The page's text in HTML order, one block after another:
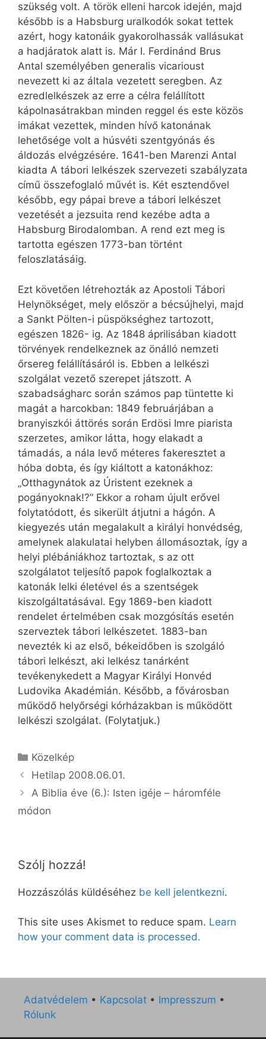
szükség volt. A török elleni harcok idején, majd
később is a Habsburg uralkodók sokat tettek
azért, hogy katonáik gyakorolhassák vallásukat
a hadjáratok alatt is. Már I. Ferdinánd Brus
Antal személyében generalis vicarioust
nevezett ki az általa vezetett seregben. Az
ezredlelkészek az erre a célra felállított
kápolnasátrakban minden reggel és este közös
imákat vezettek, minden hívő katonának
lehetősége volt a húsvéti szentgyónás és
áldozás elvégzésére. 1641-ben Marenzi Antal
kiadta A tábori lelkészek szervezeti szabályzata
című összefoglaló művét is. Két esztendővel
később, egy pápai breve a tábori lelkészet
vezetését a jezsuita rend kezébe adta a
Habsburg Birodalomban. A rend ezt meg is
tartotta egészen 1773-ban történt
feloszlatásáig.
Ezt követően létrehozták az Apostoli Tábori
Helynökséget, mely először a bécsújhelyi, majd
a Sankt Pölten-i püspökséghez tartozott,
egészen 1826- ig. Az 1848 áprilisában kiadott
törvények rendelkeznek az önálló nemzeti
őrsereg felállításáról is. Ebben a lelkészi
szolgálat vezető szerepet játszott. A
szabadságharc során számos pap tüntette ki
magát a harcokban: 1849 februárjában a
branyiszkói áttörés során Erdösi Imre piarista
szerzetes, amikor látta, hogy elakadt a
támadás, a nála levő méteres fakeresztet a
hóba dobta, és így kiáltott a katonákhoz:
„Otthagynátok az Úristent ezeknek a
pogányoknak!?” Ekkor a roham újult erővel
folytatódott, és sikerült átjutni a hágón. A
kiegyezés után megalakult a királyi honvédség,
amelynek alakulatai helyben állomásoztak, így a
helyi plébániákhoz tartoztak, s az ott
szolgálatot teljesítő papok foglalkoztak a
katonák lelki életével és a szentségek
kiszolgáltatásával. Egy 1869-ben kiadott
rendelet értelmében csak mozgósítás esetén
szerveztek tábori lelkészetet. 1883-ban
nevezték ki az első, békeidőben is szolgáló
tábori lelkészt, aki lelkész tanárként
tevékenykedett a Magyar Királyi Honvéd
Ludovika Akadémián. Később, a fővárosban
működő helyőrségi kórházakban is működött
lelkészi szolgálat. (Folytatjuk.)
Kategória
Közelkép
Hetilap 2008.06.01.
A Biblia éve (6.): Isten igéje – háromféle
módon
Szólj hozzá!
Hozzászólás küldéséhez be kell jelentkezni.
This site uses Akismet to reduce spam. Learn
how your comment data is processed.
Adatvédelem • Kapcsolat • Impresszum •
Rólunk